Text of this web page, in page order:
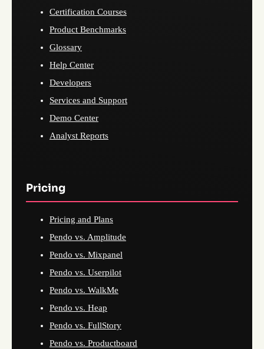
Certification Courses
Product Benchmarks
Glossary
Help Center
Developers
Services and Support
Demo Center
Analyst Reports
Pricing
Pricing and Plans
Pendo vs. Amplitude
Pendo vs. Mixpanel
Pendo vs. Userpilot
Pendo vs. WalkMe
Pendo vs. Heap
Pendo vs. FullStory
Pendo vs. Productboard